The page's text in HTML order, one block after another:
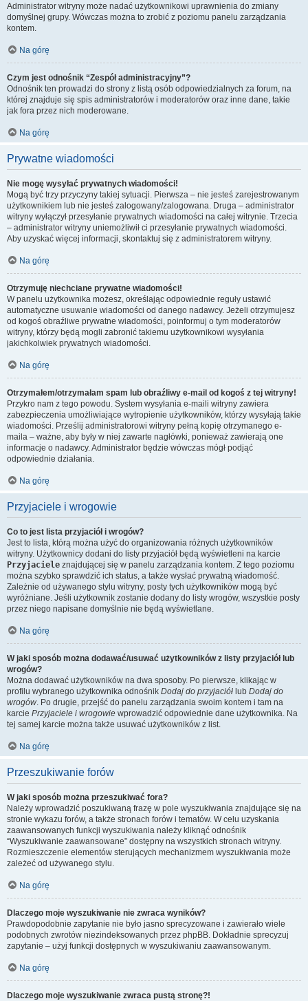
Administrator witryny może nadać użytkownikowi uprawnienia do zmiany
domyślnej grupy. Wówczas można to zrobić z poziomu panelu zarządzania
kontem.
Na górę
Czym jest odnośnik “Zespół administracyjny”?
Odnośnik ten prowadzi do strony z listą osób odpowiedzialnych za forum, na
której znajduje się spis administratorów i moderatorów oraz inne dane, takie
jak fora przez nich moderowane.
Na górę
Prywatne wiadomości
Nie mogę wysyłać prywatnych wiadomości!
Mogą być trzy przyczyny takiej sytuacji. Pierwsza – nie jesteś zarejestrowanym
użytkownikiem lub nie jesteś zalogowany/zalogowana. Druga – administrator
witryny wyłączył przesyłanie prywatnych wiadomości na całej witrynie. Trzecia
– administrator witryny uniemożliwił ci przesyłanie prywatnych wiadomości.
Aby uzyskać więcej informacji, skontaktuj się z administratorem witryny.
Na górę
Otrzymuję niechciane prywatne wiadomości!
W panelu użytkownika możesz, określając odpowiednie reguły ustawić
automatyczne usuwanie wiadomości od danego nadawcy. Jeżeli otrzymujesz
od kogoś obraźliwe prywatne wiadomości, poinformuj o tym moderatorów
witryny, którzy będą mogli zabronić takiemu użytkownikowi wysyłania
jakichkolwiek prywatnych wiadomości.
Na górę
Otrzymałem/otrzymałam spam lub obraźliwy e-mail od kogoś z tej witryny!
Przykro nam z tego powodu. System wysyłania e-maili witryny zawiera
zabezpieczenia umożliwiające wytropienie użytkowników, którzy wysyłają takie
wiadomości. Prześlij administratorowi witryny pełną kopię otrzymanego e-
maila – ważne, aby były w niej zawarte nagłówki, ponieważ zawierają one
informacje o nadawcy. Administrator będzie wówczas mógł podjąć
odpowiednie działania.
Na górę
Przyjaciele i wrogowie
Co to jest lista przyjaciół i wrogów?
Jest to lista, którą można użyć do organizowania różnych użytkowników
witryny. Użytkownicy dodani do listy przyjaciół będą wyświetleni na karcie
Przyjaciele znajdującej się w panelu zarządzania kontem. Z tego poziomu
można szybko sprawdzić ich status, a także wysłać prywatną wiadomość.
Zależnie od używanego stylu witryny, posty tych użytkowników mogą być
wyróżniane. Jeśli użytkownik zostanie dodany do listy wrogów, wszystkie posty
przez niego napisane domyślnie nie będą wyświetlane.
Na górę
W jaki sposób można dodawać/usuwać użytkowników z listy przyjaciół lub
wrogów?
Można dodawać użytkowników na dwa sposoby. Po pierwsze, klikając w
profilu wybranego użytkownika odnośnik Dodaj do przyjaciół lub Dodaj do
wrogów. Po drugie, przejść do panelu zarządzania swoim kontem i tam na
karcie Przyjaciele i wrogowie wprowadzić odpowiednie dane użytkownika. Na
tej samej karcie można także usuwać użytkowników z list.
Na górę
Przeszukiwanie forów
W jaki sposób można przeszukiwać fora?
Należy wprowadzić poszukiwaną frazę w pole wyszukiwania znajdujące się na
stronie wykazu forów, a także stronach forów i tematów. W celu uzyskania
zaawansowanych funkcji wyszukiwania należy kliknąć odnośnik
“Wyszukiwanie zaawansowane” dostępny na wszystkich stronach witryny.
Rozmieszczenie elementów sterujących mechanizmem wyszukiwania może
zależeć od używanego stylu.
Na górę
Dlaczego moje wyszukiwanie nie zwraca wyników?
Prawdopodobnie zapytanie nie było jasno sprecyzowane i zawierało wiele
podobnych zwrotów niezindeksowanych przez phpBB. Dokładnie sprecyzuj
zapytanie – użyj funkcji dostępnych w wyszukiwaniu zaawansowanym.
Na górę
Dlaczego moje wyszukiwanie zwraca pustą stronę?!